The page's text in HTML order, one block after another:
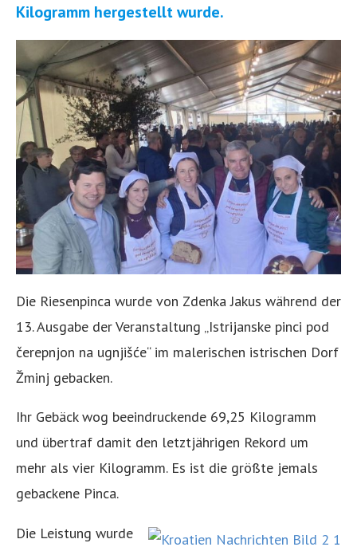
Kilogramm hergestellt wurde.
Die Riesenpinca wurde von Zdenka Jakus während der
13. Ausgabe der Veranstaltung „Istrijanske pinci pod
čerepnjon na ugnjišće“ im malerischen istrischen Dorf
Žminj gebacken.
Ihr Gebäck wog beeindruckende 69,25 Kilogramm
und übertraf damit den letztjährigen Rekord um
mehr als vier Kilogramm. Es ist die größte jemals
gebackene Pinca.
Die Leistung wurde